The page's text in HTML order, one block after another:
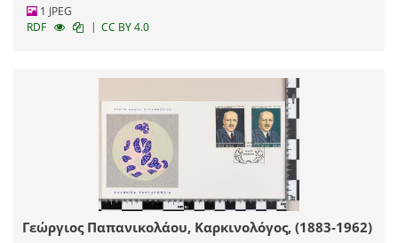
1 JPEG
RDF
| CC BY 4.0
Γεώργιος Παπανικολάου, Καρκινολόγος, (1883-1962)